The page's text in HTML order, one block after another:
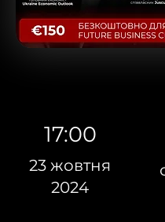
17:00
23 жовтня
2024